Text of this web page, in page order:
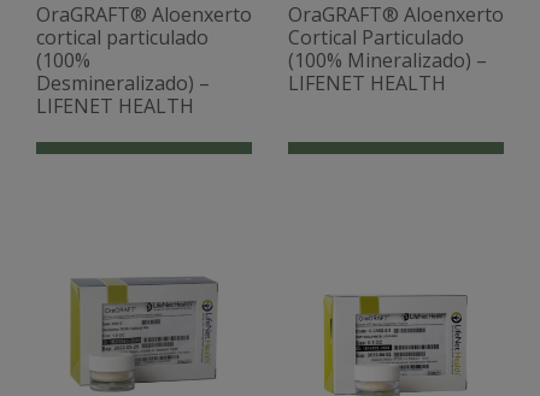
OraGRAFT® Aloenxerto
cortical particulado
(100%
Desmineralizado) –
LIFENET HEALTH
OraGRAFT® Aloenxerto
Cortical Particulado
(100% Mineralizado) –
LIFENET HEALTH